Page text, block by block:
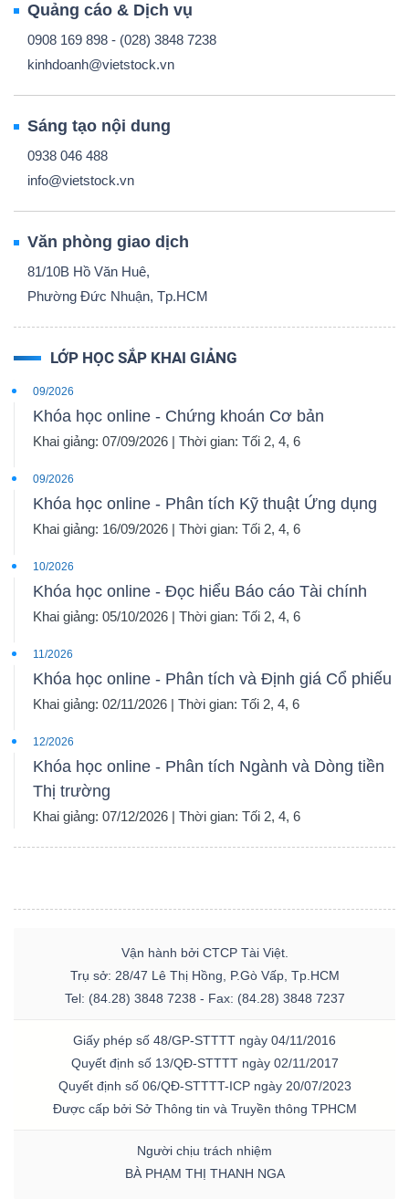
Quảng cáo & Dịch vụ
0908 169 898 - (028) 3848 7238
kinhdoanh@vietstock.vn
Sáng tạo nội dung
0938 046 488
info@vietstock.vn
Văn phòng giao dịch
81/10B Hồ Văn Huê,
Phường Đức Nhuận, Tp.HCM
LỚP HỌC SẮP KHAI GIẢNG
09/2026
Khóa học online - Chứng khoán Cơ bản
Khai giảng: 07/09/2026 | Thời gian: Tối 2, 4, 6
09/2026
Khóa học online - Phân tích Kỹ thuật Ứng dụng
Khai giảng: 16/09/2026 | Thời gian: Tối 2, 4, 6
10/2026
Khóa học online - Đọc hiểu Báo cáo Tài chính
Khai giảng: 05/10/2026 | Thời gian: Tối 2, 4, 6
11/2026
Khóa học online - Phân tích và Định giá Cổ phiếu
Khai giảng: 02/11/2026 | Thời gian: Tối 2, 4, 6
12/2026
Khóa học online - Phân tích Ngành và Dòng tiền
Thị trường
Khai giảng: 07/12/2026 | Thời gian: Tối 2, 4, 6
Vận hành bởi CTCP Tài Việt.
Trụ sở: 28/47 Lê Thị Hồng, P.Gò Vấp, Tp.HCM
Tel: (84.28) 3848 7238 - Fax: (84.28) 3848 7237
Giấy phép số 48/GP-STTTT ngày 04/11/2016
Quyết định số 13/QĐ-STTTT ngày 02/11/2017
Quyết định số 06/QĐ-STTTT-ICP ngày 20/07/2023
Được cấp bởi Sở Thông tin và Truyền thông TPHCM
Người chịu trách nhiệm
BÀ PHẠM THỊ THANH NGA